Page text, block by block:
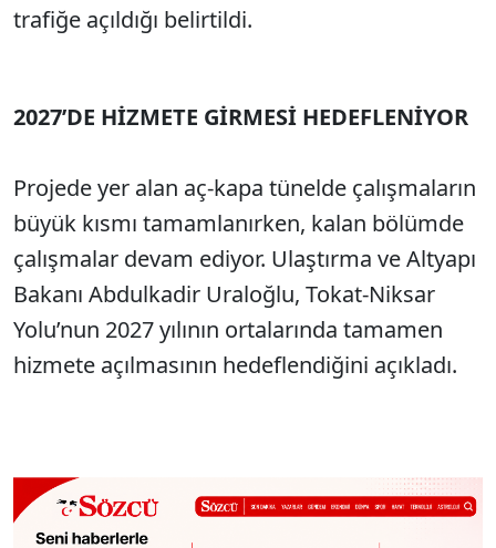
trafiğe açıldığı belirtildi.
2027’DE HİZMETE GİRMESİ HEDEFLENİYOR
Projede yer alan aç-kapa tünelde çalışmaların
büyük kısmı tamamlanırken, kalan bölümde
çalışmalar devam ediyor. Ulaştırma ve Altyapı
Bakanı Abdulkadir Uraloğlu, Tokat-Niksar
Yolu’nun 2027 yılının ortalarında tamamen
hizmete açılmasının hedeflendiğini açıkladı.